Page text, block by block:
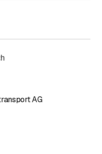
fragiles et sont à la
AG